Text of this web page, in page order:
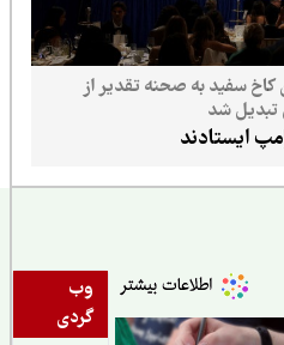
سفید به صحنه تقدیر از
شد
وب
گردی